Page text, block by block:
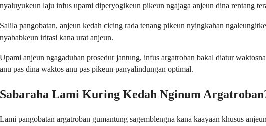
nyaluyukeun laju infus upami diperyogikeun pikeun ngajaga anjeun dina rentang
Salila pangobatan, anjeun kedah cicing rada tenang pikeun nyingkahan
nyababkeun iritasi kana urat anjeun.
Upami anjeun ngagaduhan prosedur jantung, infus argatroban bakal diatur
anu pas dina waktos anu pas pikeun panyalindungan optimal.
Sabaraha Lami Kuring Kedah Nginum
Lami pangobatan argatroban gumantung sagemblengna kana kaayaan khusus